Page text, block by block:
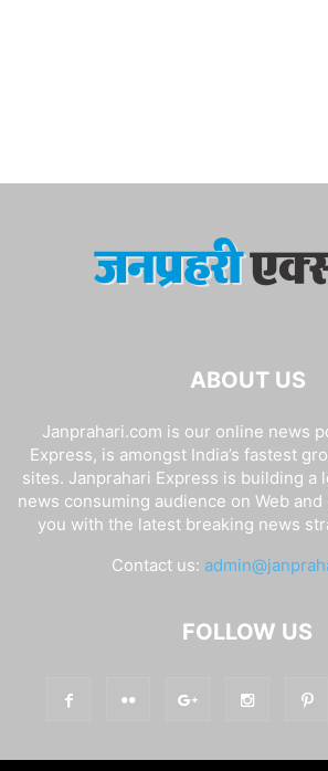
ABOUT US
Janprahari.com is our online news
Express, is amongst India’s fastest
sites. Janprahari Express is building a
news consuming audience on Web
you with the latest breaking news
Contact us:
FOLLOW US